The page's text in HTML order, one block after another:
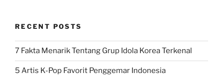
RECENT POSTS
7 Fakta Menarik Tentang Grup Idola Korea Terkenal
5 Artis K-Pop Favorit Penggemar Indonesia